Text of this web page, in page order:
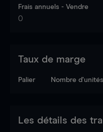
Frais annuels - Vendre
0
Taux de marge
Palier Nombre d’unités
Les détails des